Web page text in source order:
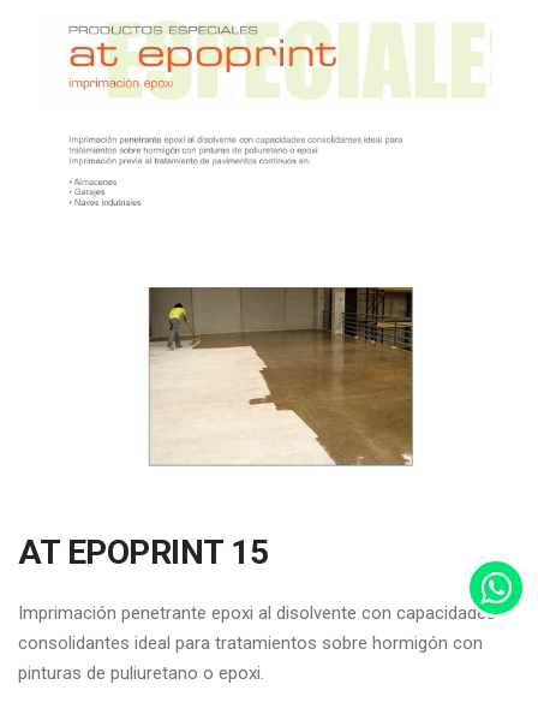
AT EPOPRINT 15
Imprimación penetrante epoxi al disolvente con capacidades
consolidantes ideal para tratamientos sobre hormigón con
pinturas de puliuretano o epoxi.